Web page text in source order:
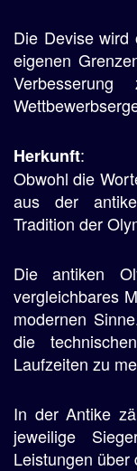
Die Devise
eigenen
Herkunft:
Obwohl die
aus der
Tradition der
Die antiken
vergleichbares
modernen
die
Laufzeiten zu
In der Antike
jeweilige
Leistungen über